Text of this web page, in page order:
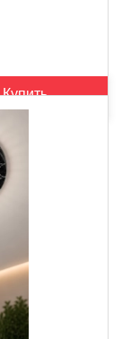
Купить